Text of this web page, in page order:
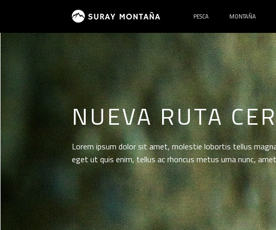
to
navigation
to
content
PESCA MONTAÑA
NUEVA RUTA
Lorem ipsum dolor sit amet, molestie lobortis tellus
eget ut quis enim, tellus ac rhoncus metus urna nunc,